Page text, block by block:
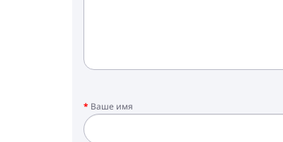
Ваше имя